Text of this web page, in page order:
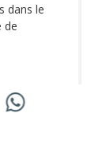
dans le
de